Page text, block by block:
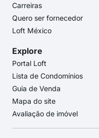
Carreiras
Quero ser fornecedor
Loft México
Explore
Portal Loft
Lista de Condomínios
Guia de Venda
Mapa do site
Avaliação de imóvel